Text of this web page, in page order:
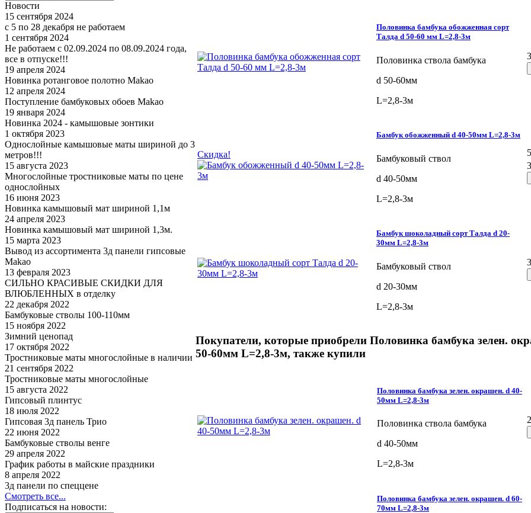
Новости
15 сентября 2024
с 5 по 28 декабря не работаем
1 сентября 2024
Не работаем с 02.09.2024 по 08.09.2024 года,
все в отпуске!!!
19 апреля 2024
Новинка ротанговое полотно Makao
12 апреля 2024
Поступление бамбуковых обоев Makao
19 января 2024
Новинка 2024 - камышовые зонтики
1 октября 2023
Однослойные камышовые маты шириной до 3
метров!!!
15 августа 2023
Многослойные тростниковые маты по цене
однослойных
16 июня 2023
Новинка камышовый мат шириной 1,1м
24 апреля 2023
Новинка камышовый мат шириной 1,3м.
15 марта 2023
Вывод из ассортимента 3д панели гипсовые
Makao
13 февраля 2023
СИЛЬНО КРАСИВЫЕ СКИДКИ ДЛЯ
ВЛЮБЛЕННЫХ в отделку
22 декабря 2022
Бамбуковые стволы 100-110мм
15 ноября 2022
Зимний ценопад
17 октября 2022
Тростниковые маты многослойные в наличии
21 сентября 2022
Тростниковые маты многослойные
15 августа 2022
Гипсовый плинтус
18 июля 2022
Гипсовая 3д панель Трио
22 июня 2022
Бамбуковые стволы венге
29 апреля 2022
График работы в майские праздники
8 апреля 2022
3д панели по спеццене
Смотреть все...
Подписаться на новости:
Половинка бамбука обожженная сорт
Талда d 50-60 мм L=2,8-3м
Половинка ствола бамбука
d 50-60мм
L=2,8-3м
Скидка!
Бамбук обожженный d 40-50мм L=2,8-3м
Бамбуковый ствол
d 40-50мм
L=2,8-3м
Бамбук шоколадный сорт Талда d 20-
30мм L=2,8-3м
Бамбуковый ствол
d 20-30мм
L=2,8-3м
Покупатели, которые приобрели Половинка бамбука зелен.
50-60мм L=2,8-3м, также купили
Половинка бамбука зелен. окрашен. d 40-
50мм L=2,8-3м
Половинка ствола бамбука
d 40-50мм
L=2,8-3м
Половинка бамбука зелен. окрашен. d 60-
70мм L=2,8-3м